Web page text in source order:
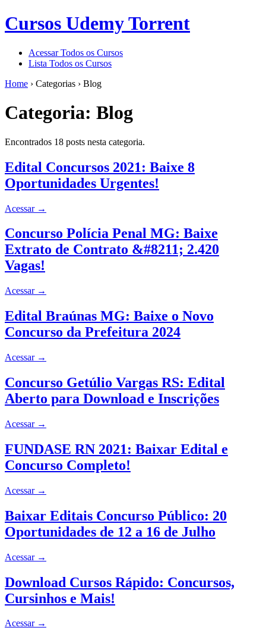
Cursos Udemy Torrent
Acessar Todos os Cursos
Lista Todos os Cursos
Home › Categorias › Blog
Categoria: Blog
Encontrados 18 posts nesta categoria.
Edital Concursos 2021: Baixe 8
Oportunidades Urgentes!
Acessar →
Concurso Polícia Penal MG: Baixe
Extrato de Contrato &#8211; 2.420
Vagas!
Acessar →
Edital Braúnas MG: Baixe o Novo
Concurso da Prefeitura 2024
Acessar →
Concurso Getúlio Vargas RS: Edital
Aberto para Download e Inscrições
Acessar →
FUNDASE RN 2021: Baixar Edital e
Concurso Completo!
Acessar →
Baixar Editais Concurso Público: 20
Oportunidades de 12 a 16 de Julho
Acessar →
Download Cursos Rápido: Concursos,
Cursinhos e Mais!
Acessar →